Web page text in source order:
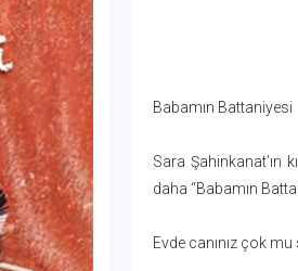
Babamın Battaniyesi
Sara Şahinkanat’ın
daha “Babamın
Evde canınız çok